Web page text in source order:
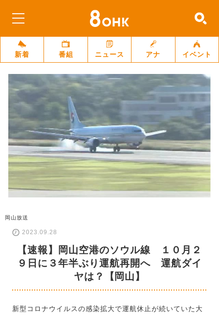
新着 番組 ニュース アナ イベント
岡山放送
2023.09.28
【速報】岡山空港のソウル線 １０月２
９日に３年半ぶり運航再開へ 運航ダイ
ヤは？【岡山】
新型コロナウイルスの感染拡大で運航休止が続いていた大